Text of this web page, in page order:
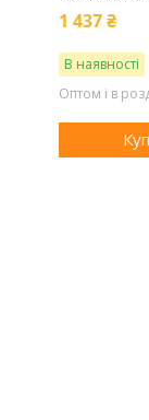
1 437 ₴
В наявності
Оптом і в